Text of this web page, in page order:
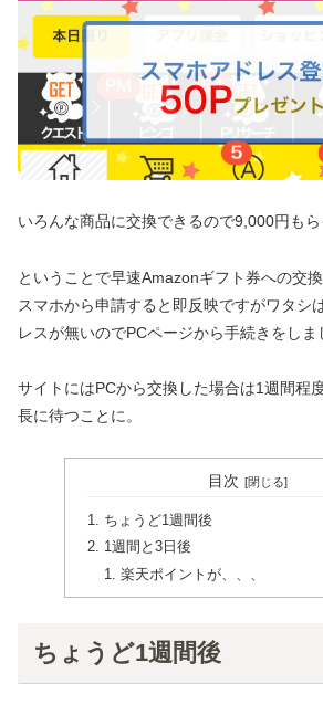
いろんな商品に交換できるので9,000円もら
ということで早速Amazonギフト券への交換
スマホから申請すると即反映ですがワタシ
レスが無いのでPCページから手続きをしま
サイトにはPCから交換した場合は1週間程
長に待つことに。
目次
ちょうど1週間後
1週間と3日後
楽天ポイントが、、、
ちょうど1週間後